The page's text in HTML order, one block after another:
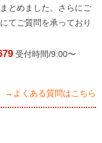
とめました。さらにご
てご質問を承っており
受付時間/9:00〜
→よくある質問はこちら